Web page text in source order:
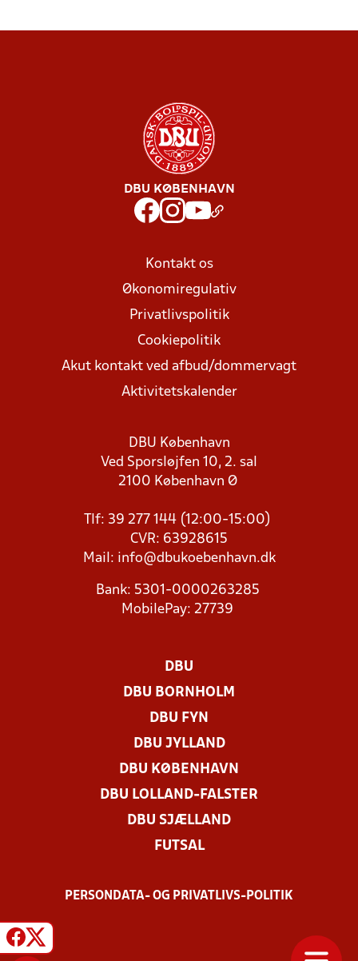
DBU KØBENHAVN
Kontakt os
Økonomiregulativ
Privatlivspolitik
Cookiepolitik
Akut kontakt ved afbud/dommervagt
Aktivitetskalender
DBU København
Ved Sporsløjfen 10, 2. sal
2100 København Ø
Tlf: 39 277 144 (12:00-15:00)
CVR: 63928615
Mail: info@dbukoebenhavn.dk
Bank: 5301-0000263285
MobilePay: 27739
DBU
DBU BORNHOLM
DBU FYN
DBU JYLLAND
DBU KØBENHAVN
DBU LOLLAND-FALSTER
DBU SJÆLLAND
FUTSAL
PERSONDATA- OG PRIVATLIVS-POLITIK